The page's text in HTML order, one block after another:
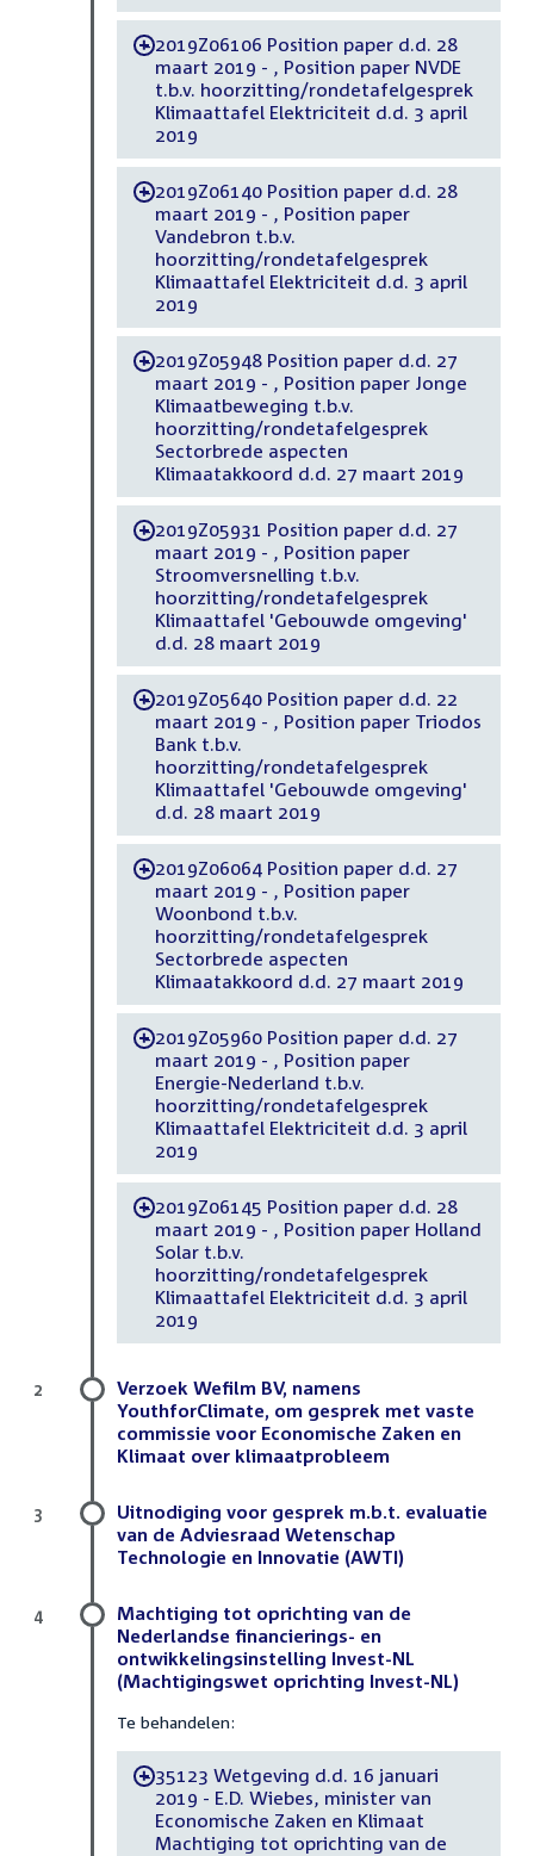
-2019Z06106 Position paper d.d. 28
maart 2019 - , Position paper NVDE
t.b.v. hoorzitting/rondetafelgesprek
Klimaattafel Elektriciteit d.d. 3 april
2019
-2019Z06140 Position paper d.d. 28
maart 2019 - , Position paper
Vandebron t.b.v.
hoorzitting/rondetafelgesprek
Klimaattafel Elektriciteit d.d. 3 april
2019
-2019Z05948 Position paper d.d. 27
maart 2019 - , Position paper Jonge
Klimaatbeweging t.b.v.
hoorzitting/rondetafelgesprek
Sectorbrede aspecten
Klimaatakkoord d.d. 27 maart 2019
-2019Z05931 Position paper d.d. 27
maart 2019 - , Position paper
Stroomversnelling t.b.v.
hoorzitting/rondetafelgesprek
Klimaattafel 'Gebouwde omgeving'
d.d. 28 maart 2019
-2019Z05640 Position paper d.d. 22
maart 2019 - , Position paper Triodos
Bank t.b.v.
hoorzitting/rondetafelgesprek
Klimaattafel 'Gebouwde omgeving'
d.d. 28 maart 2019
-2019Z06064 Position paper d.d. 27
maart 2019 - , Position paper
Woonbond t.b.v.
hoorzitting/rondetafelgesprek
Sectorbrede aspecten
Klimaatakkoord d.d. 27 maart 2019
-2019Z05960 Position paper d.d. 27
maart 2019 - , Position paper
Energie-Nederland t.b.v.
hoorzitting/rondetafelgesprek
Klimaattafel Elektriciteit d.d. 3 april
2019
-2019Z06145 Position paper d.d. 28
maart 2019 - , Position paper Holland
Solar t.b.v.
hoorzitting/rondetafelgesprek
Klimaattafel Elektriciteit d.d. 3 april
2019
Verzoek Wefilm BV, namens
YouthforClimate, om gesprek met vaste
commissie voor Economische Zaken en
Klimaat over klimaatprobleem
2
Uitnodiging voor gesprek m.b.t. evaluatie
van de Adviesraad Wetenschap
Technologie en Innovatie (AWTI)
3
Machtiging tot oprichting van de
Nederlandse financierings- en
ontwikkelingsinstelling Invest-NL
(Machtigingswet oprichting Invest-NL)
Te behandelen:
-35123 Wetgeving d.d. 16 januari
2019 - E.D. Wiebes, minister van
Economische Zaken en Klimaat
Machtiging tot oprichting van de
4